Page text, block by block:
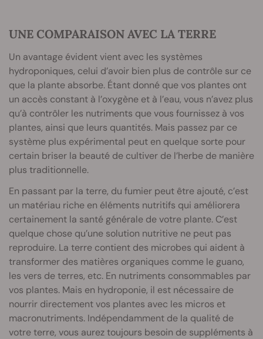
UNE COMPARAISON AVEC LA TERRE
Un avantage évident vient avec les systèmes
hydroponiques, celui d’avoir bien plus de contrôle sur ce
que la plante absorbe. Étant donné que vos plantes ont
un accès constant à l’oxygène et à l’eau, vous n’avez plus
qu’à contrôler les nutriments que vous fournissez à vos
plantes, ainsi que leurs quantités. Mais passez par ce
système plus expérimental peut en quelque sorte pour
certain briser la beauté de cultiver de l’herbe de manière
plus traditionnelle.
En passant par la terre, du fumier peut être ajouté, c’est
un matériau riche en éléments nutritifs qui améliorera
certainement la santé générale de votre plante. C’est
quelque chose qu’une solution nutritive ne peut pas
reproduire. La terre contient des microbes qui aident à
transformer des matières organiques comme le guano,
les vers de terres, etc. En nutriments consommables par
vos plantes. Mais en hydroponie, il est nécessaire de
nourrir directement vos plantes avec les micros et
macronutriments. Indépendamment de la qualité de
votre terre, vous aurez toujours besoin de suppléments à